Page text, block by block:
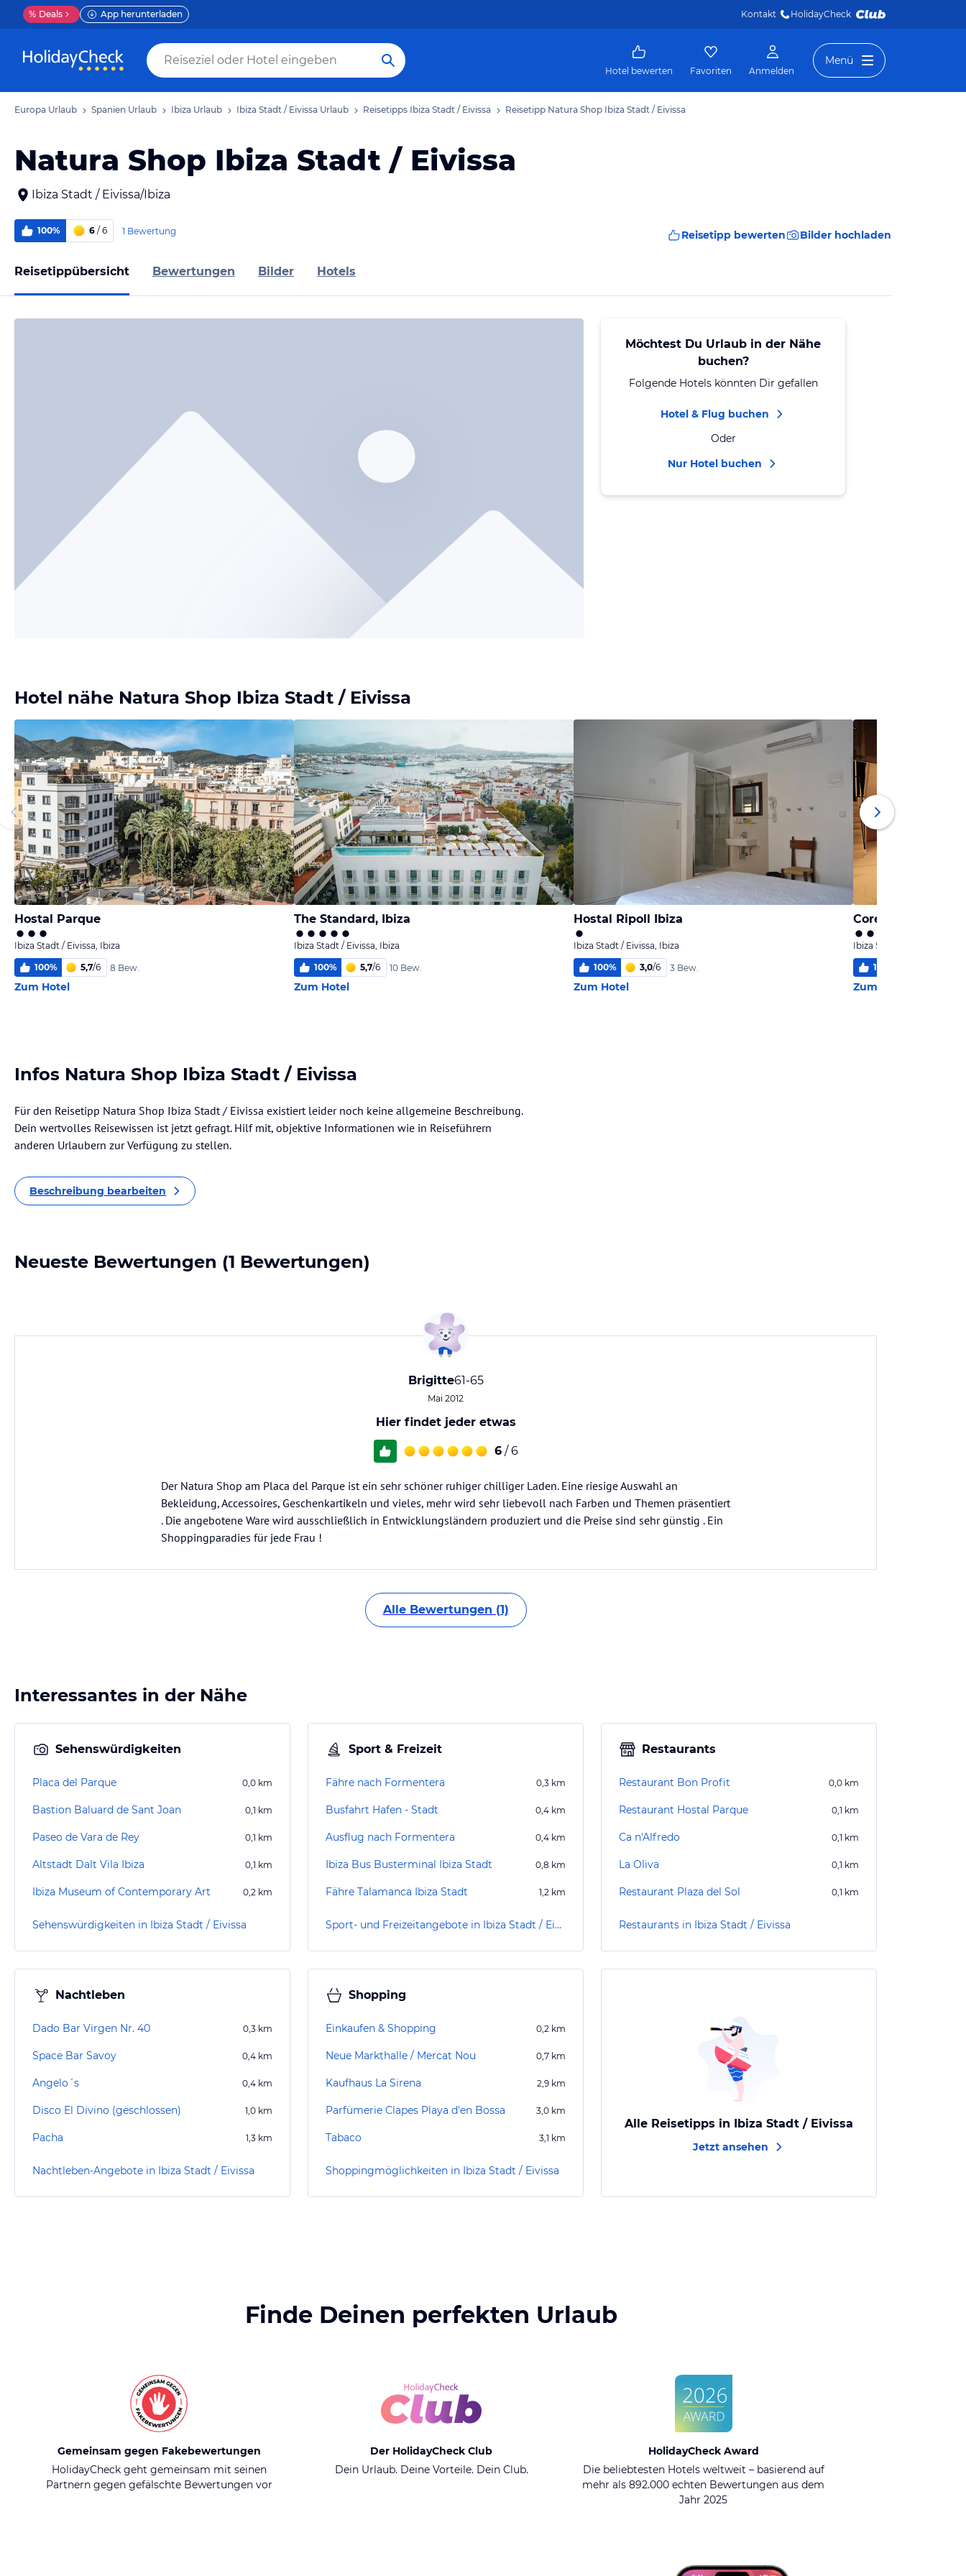
% Deals App herunterladen Kontakt HolidayCheck
Hotel bewerten Favoriten Anmelden
Menü
Europa Urlaub Spanien Urlaub Ibiza Urlaub Ibiza Stadt / Eivissa Urlaub Reisetipps Ibiza Stadt / Eivissa Reisetipp Natura Shop Ibiza Stadt / Eivissa
Natura Shop Ibiza Stadt / Eivissa
Ibiza Stadt / Eivissa/Ibiza
100% 6 / 6 1 Bewertung Reisetipp bewerten Bilder hochladen
Reisetippübersicht Bewertungen Bilder Hotels
Möchtest Du Urlaub in der Nähe
buchen?
Folgende Hotels könnten Dir gefallen
Hotel & Flug buchen
Oder
Nur Hotel buchen
Hotel nähe Natura Shop Ibiza Stadt / Eivissa
Hostal Parque
Ibiza Stadt / Eivissa, Ibiza
100% 5,7/6 8 Bew.
Zum Hotel
The Standard, Ibiza
Ibiza Stadt / Eivissa, Ibiza
100% 5,7/6 10 Bew.
Zum Hotel
Hostal Ripoll Ibiza
Ibiza Stadt / Eivissa, Ibiza
100% 3,0/6 3 Bew.
Zum Hotel
Core Ibiza Town
Ibiza Stadt / Eivissa, Ibiza
100
Zum Hotel
Infos Natura Shop Ibiza Stadt / Eivissa
Für den Reisetipp Natura Shop Ibiza Stadt / Eivissa existiert leider noch keine allgemeine Beschreibung.
Dein wertvolles Reisewissen ist jetzt gefragt. Hilf mit, objektive Informationen wie in Reiseführern
anderen Urlaubern zur Verfügung zu stellen.
Beschreibung bearbeiten
Neueste Bewertungen (1 Bewertungen)
Brigitte61-65
Mai 2012
Hier findet jeder etwas
6 / 6
Der Natura Shop am Placa del Parque ist ein sehr schöner ruhiger chilliger Laden. Eine riesige Auswahl an
Bekleidung, Accessoires, Geschenkartikeln und vieles, mehr wird sehr liebevoll nach Farben und Themen präsentiert
. Die angebotene Ware wird ausschließlich in Entwicklungsländern produziert und die Preise sind sehr günstig . Ein
Shoppingparadies für jede Frau !
Alle Bewertungen (1)
Interessantes in der Nähe
Sehenswürdigkeiten
Placa del Parque 0,0 km
Bastion Baluard de Sant Joan 0,1 km
Paseo de Vara de Rey 0,1 km
Altstadt Dalt Vila Ibiza 0,1 km
Ibiza Museum of Contemporary Art 0,2 km
Sehenswürdigkeiten in Ibiza Stadt / Eivissa
Sport & Freizeit
Fähre nach Formentera 0,3 km
Busfahrt Hafen - Stadt 0,4 km
Ausflug nach Formentera 0,4 km
Ibiza Bus Busterminal Ibiza Stadt 0,8 km
Fähre Talamanca Ibiza Stadt 1,2 km
Sport- und Freizeitangebote in Ibiza Stadt / Eivissa
Restaurants
Restaurant Bon Profit 0,0 km
Restaurant Hostal Parque 0,1 km
Ca n'Alfredo 0,1 km
La Oliva 0,1 km
Restaurant Plaza del Sol 0,1 km
Restaurants in Ibiza Stadt / Eivissa
Nachtleben
Dado Bar Virgen Nr. 40 0,3 km
Space Bar Savoy 0,4 km
Angelo´s 0,4 km
Disco El Divino (geschlossen) 1,0 km
Pacha 1,3 km
Nachtleben-Angebote in Ibiza Stadt / Eivissa
Shopping
Einkaufen & Shopping 0,2 km
Neue Markthalle / Mercat Nou 0,7 km
Kaufhaus La Sirena 2,9 km
Parfümerie Clapes Playa d'en Bossa 3,0 km
Tabaco 3,1 km
Shoppingmöglichkeiten in Ibiza Stadt / Eivissa
Alle Reisetipps in Ibiza Stadt / Eivissa
Jetzt ansehen
Finde Deinen perfekten Urlaub
Gemeinsam gegen Fakebewertungen
HolidayCheck geht gemeinsam mit seinen
Partnern gegen gefälschte Bewertungen vor
Der HolidayCheck Club
Dein Urlaub. Deine Vorteile. Dein Club.
HolidayCheck Award
Die beliebtesten Hotels weltweit – basierend auf
mehr als 892.000 echten Bewertungen aus dem
Jahr 2025